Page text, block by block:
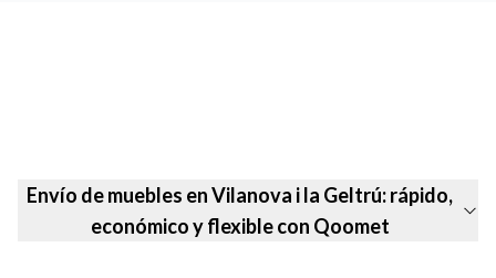
Envío de muebles en Vilanova i la Geltrú: rápido,
económico y flexible con Qoomet